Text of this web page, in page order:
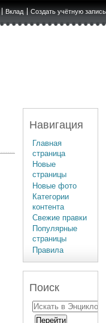
Вклад Создать учётную запись
Навигация
Главная
страница
Новые
страницы
Новые фото
Категории
контента
Свежие правки
Популярные
страницы
Правила
Поиск